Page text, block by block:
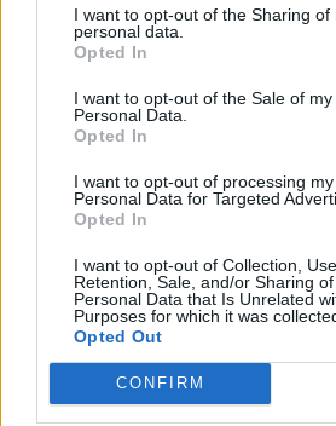
I want to opt-out of the Sharing of
personal data.
Opted In
I want to opt-out of the Sale of my
Personal Data.
Opted In
I want to opt-out of processing my
Personal Data for Targeted
Opted In
I want to opt-out of Collection, Use,
Retention, Sale, and/or Sharing
Personal Data that Is Unrelated
Purposes for which it was
Opted Out
CONFIRM
Sütibeállítások
Médiatér
Liget
Krónika
Bihari Napló
Erdélyi Napló
Főtér